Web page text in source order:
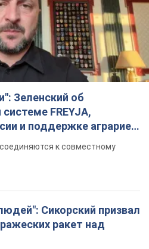
Зеленский об
FREYJA,
и поддержке аграриев.
к совместному
Сикорский призвал
ракет над